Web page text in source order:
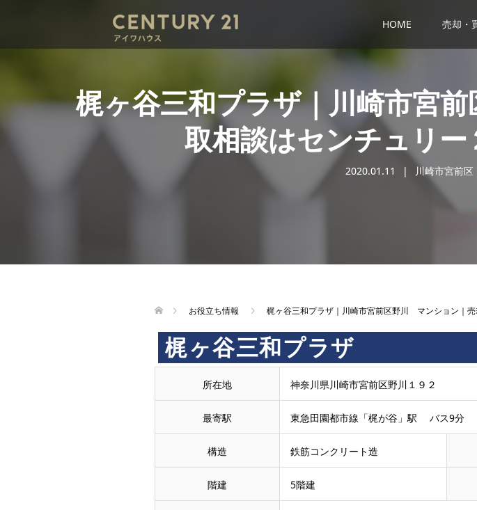
HOME 売却・
梶ヶ谷三和プラザ｜川崎市宮
取相談はセンチュリ
2020.01.11 川崎市宮前
お役立ち情報 梶ヶ谷三和プラザ｜川崎市宮前区野川 マンション｜
梶ヶ谷三和プラザ
所在地 神奈川県川崎市宮前区野川１９２
最寄駅 東急田園都市線「梶が谷」駅 バス9分
構造 鉄筋コンクリート造
階建 5階建